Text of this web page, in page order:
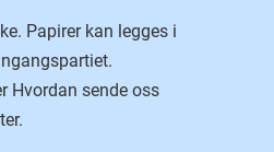
Papirer kan legges i
Hvordan sende oss